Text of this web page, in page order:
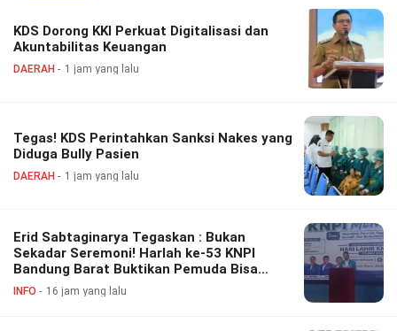
KDS Dorong KKI Perkuat Digitalisasi dan
Akuntabilitas Keuangan
DAERAH 1 jam yang lalu
Tegas! KDS Perintahkan Sanksi Nakes yang
Diduga Bully Pasien
DAERAH 1 jam yang lalu
Erid Sabtaginarya Tegaskan : Bukan
Sekadar Seremoni! Harlah ke-53 KNPI
Bandung Barat Buktikan Pemuda Bisa
Berdaya, Inovatif dan Berkontribusi
INFO 16 jam yang lalu